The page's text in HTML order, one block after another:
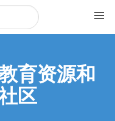
育资源和
区